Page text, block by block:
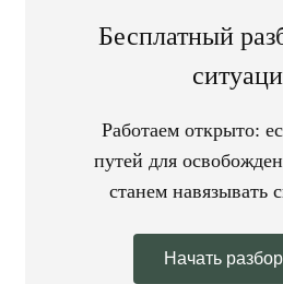
Бесплатный
Работаем открыто:
путей для
станем навязывать
Начать